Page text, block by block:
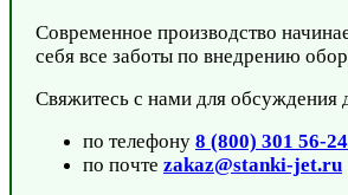
Современное производство
себя все заботы по внедрению
Свяжитесь с нами для обсуждения
по телефону 8 (800) 301 56-24
по почте zakaz@stanki-jet.ru